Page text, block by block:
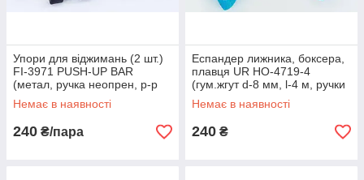
Упори для віджимань (2 шт.)
FI-3971 PUSH-UP BAR
(метал, ручка неопрен, р-р
11x21см)
Немає в наявності
240 ₴/пара
Еспандер лижника, боксера,
плавця UR HO-4719-4
(гум.жгут d-8 мм, l-4 м, ручки
поліестер)
Немає в наявності
240 ₴